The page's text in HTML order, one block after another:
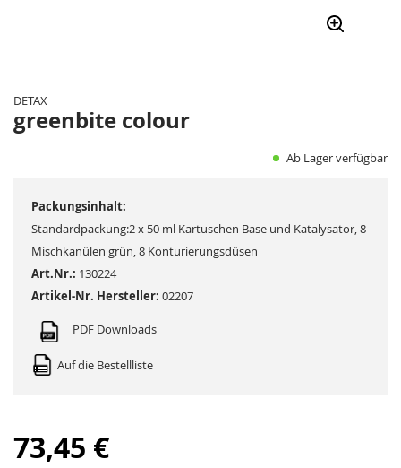
Bildergalerie
springen
DETAX
greenbite colour
Ab Lager verfügbar
PDF Downloads
Art.Nr.: 130224
Auf die Bestellliste
Artikel-Nr. Hersteller: 02207
Packungsinhalt:
Standardpackung:2 x 50 ml Kartuschen Base und Katalysator, 8
Mischkanülen grün, 8 Konturierungsdüsen
73,45 €